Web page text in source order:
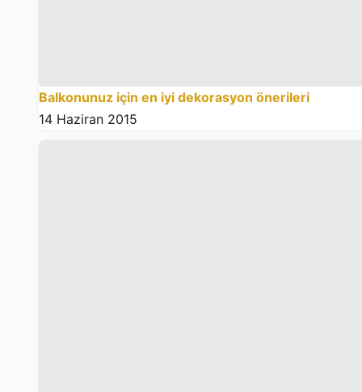
Balkonunuz için en iyi dekorasyon önerileri
14 Haziran 2015